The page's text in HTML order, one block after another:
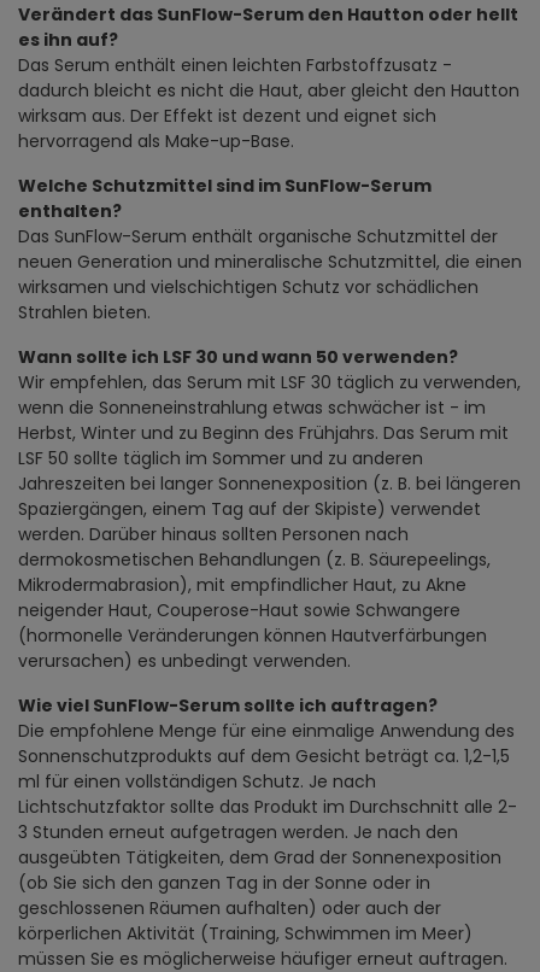
Verändert das SunFlow-Serum den Hautton oder hellt
es ihn auf?
Das Serum enthält einen leichten Farbstoffzusatz -
dadurch bleicht es nicht die Haut, aber gleicht den Hautton
wirksam aus. Der Effekt ist dezent und eignet sich
hervorragend als Make-up-Base.
Welche Schutzmittel sind im SunFlow-Serum
enthalten?
Das SunFlow-Serum enthält organische Schutzmittel der
neuen Generation und mineralische Schutzmittel, die einen
wirksamen und vielschichtigen Schutz vor schädlichen
Strahlen bieten.
Wann sollte ich LSF 30 und wann 50 verwenden?
Wir empfehlen, das Serum mit LSF 30 täglich zu verwenden,
wenn die Sonneneinstrahlung etwas schwächer ist - im
Herbst, Winter und zu Beginn des Frühjahrs. Das Serum mit
LSF 50 sollte täglich im Sommer und zu anderen
Jahreszeiten bei langer Sonnenexposition (z. B. bei längeren
Spaziergängen, einem Tag auf der Skipiste) verwendet
werden. Darüber hinaus sollten Personen nach
dermokosmetischen Behandlungen (z. B. Säurepeelings,
Mikrodermabrasion), mit empfindlicher Haut, zu Akne
neigender Haut, Couperose-Haut sowie Schwangere
(hormonelle Veränderungen können Hautverfärbungen
verursachen) es unbedingt verwenden.
Wie viel SunFlow-Serum sollte ich auftragen?
Die empfohlene Menge für eine einmalige Anwendung des
Sonnenschutzprodukts auf dem Gesicht beträgt ca. 1,2-1,5
ml für einen vollständigen Schutz. Je nach
Lichtschutzfaktor sollte das Produkt im Durchschnitt alle 2-
3 Stunden erneut aufgetragen werden. Je nach den
ausgeübten Tätigkeiten, dem Grad der Sonnenexposition
(ob Sie sich den ganzen Tag in der Sonne oder in
geschlossenen Räumen aufhalten) oder auch der
körperlichen Aktivität (Training, Schwimmen im Meer)
müssen Sie es möglicherweise häufiger erneut auftragen.